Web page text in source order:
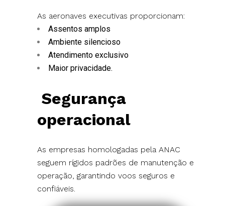
As aeronaves executivas proporcionam:
Assentos amplos
Ambiente silencioso
Atendimento exclusivo
Maior privacidade.
Segurança
operacional
As empresas homologadas pela ANAC
seguem rígidos padrões de manutenção e
operação, garantindo voos seguros e
confiáveis.